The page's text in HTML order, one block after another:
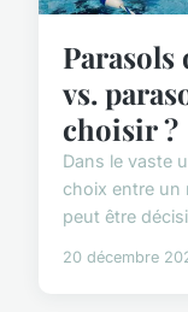
vs.
choisir ?
Dans le vaste
choix entre un
peut être
20 décembre